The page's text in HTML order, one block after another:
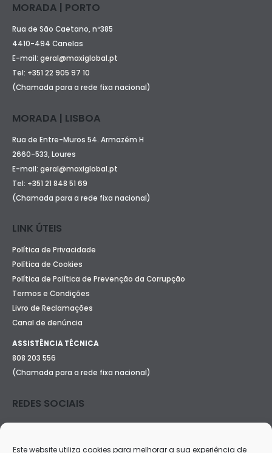
Este website utiliza cookies para melhorar a sua experiência de
MORADA | PORTO
Rua de São Caetano, nº385
4410-494 Canelas
E-mail: geral@maxiglobal.pt
Tel: +351 22 905 97 10
(Chamada para a rede fixa nacional)
MORADA | LISBOA
Rua de Entre-Muros 54. Armazém H
2660-533, Loures
E-mail: geral@maxiglobal.pt
Tel: +351 21 848 51 69
(Chamada para a rede fixa nacional)
LINK ÚTEIS
Política de Privacidade
Política de Cookies
Política de Política de Prevenção da Corrupção
Termos e Condições
Livro de Reclamações
Canal de denúncia
ASSISTÊNCIA TÉCNICA
808 203 556
(Chamada para a rede fixa nacional)
REDES SOCIAIS